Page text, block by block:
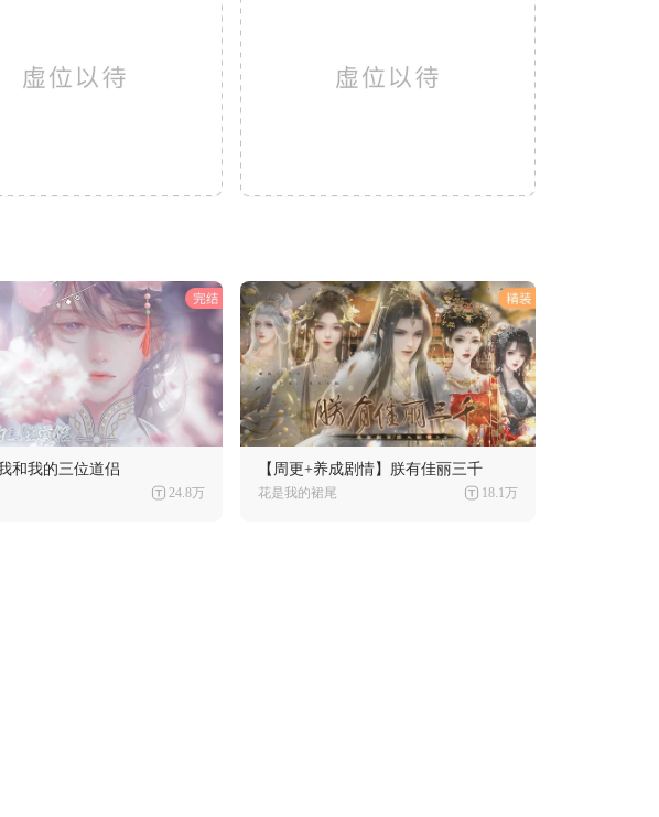
和我的三位道侣
24.8万
【周更+养成剧情】朕有佳丽三千
花是我的裙尾 18.1万